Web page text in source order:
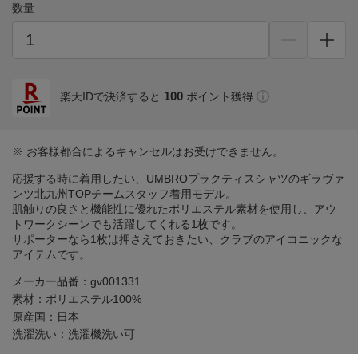
数量
楽天IDで決済すると 100 ポイント獲得
※ お客様都合によるキャンセルはお受けできません。
応援する時に着用したい、UMBROプラクティスシャツのギラヴァ
ンツ北九州TOPチームスタッフ着用モデル。
肌触りの良さと機能性に優れたポリエステル素材を使用し、アウ
トワークシーンでも活躍してくれる1枚です。
サポーターなら1枚は押さえておきたい、クラブのアイコニックな
アイテムです。
メーカー品番：gv001331
素材：ポリエステル100%
原産国：日本
洗濯洗い：洗濯機洗い可